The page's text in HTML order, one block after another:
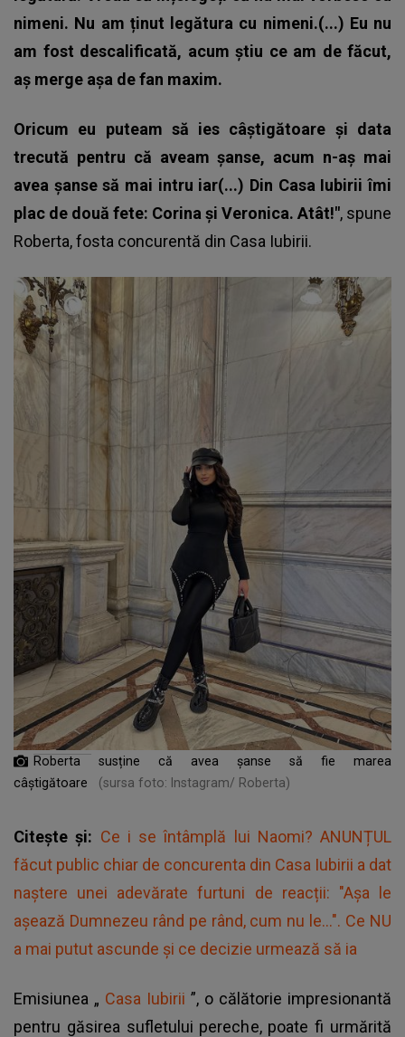
nimeni. Nu am ținut legătura cu nimeni.(...) Eu nu
am fost descalificată, acum știu ce am de făcut,
aș merge așa de fan maxim.
Oricum eu puteam să ies câștigătoare și data
trecută pentru că aveam șanse, acum n-aș mai
avea șanse să mai intru iar(...) Din Casa Iubirii îmi
plac de două fete: Corina și Veronica. Atât!", spune
Roberta,fosta concurentă din Casa Iubirii.
Roberta susține că avea șanse să fie marea
câștigătoare
(sursa foto: Instagram/ Roberta)
Citește și: Ce i se întâmplă lui Naomi? ANUNȚUL
făcut public chiar de concurenta din Casa Iubirii a dat
naștere unei adevărate furtuni de reacții: "Așa le
așează Dumnezeu rând pe rând, cum nu le...". Ce NU
a mai putut ascunde și ce decizie urmează să ia
Emisiunea „ Casa Iubirii ”, o călătorie impresionantă
pentru găsirea sufletului pereche, poate fi urmărită